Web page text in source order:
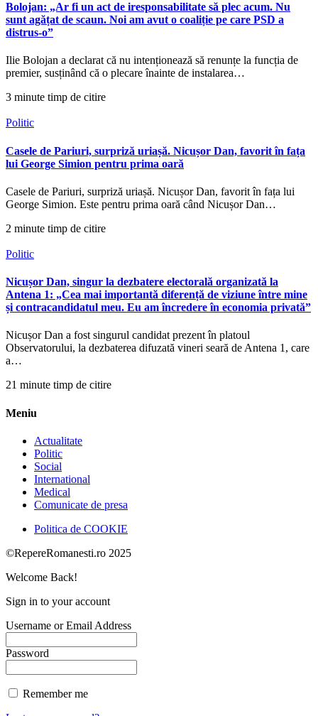
Bolojan: „Ar fi un act de iresponsabilitate să plec acum. Nu
sunt agățat de scaun. Noi am avut o coaliție pe care PSD a
distrus-o”
Ilie Bolojan a declarat că nu intenționează să renunțe la funcția de
premier, susținând că o plecare înainte de instalarea…
3 minute timp de citire
Politic
Casele de Pariuri, surpriză uriașă. Nicușor Dan, favorit în fața
lui George Simion pentru prima oară
Casele de Pariuri, surpriză uriașă. Nicușor Dan, favorit în fața lui
George Simion. Este pentru prima oară când Nicușor Dan…
2 minute timp de citire
Politic
Nicușor Dan, singur la dezbatere electorală organizată la
Antena 1: „Cea mai importantă diferență de viziune între mine
și contracandidatul meu. Eu am încredere în economia privată”
Nicușor Dan a fost singurul candidat prezent în platoul
Observatorului, la dezbaterea difuzată vineri seară de Antena 1, care
a…
21 minute timp de citire
Meniu
Actualitate
Politic
Social
International
Medical
Comunicate de presa
Politica de COOKIE
©RepereRomanesti.ro 2025
Welcome Back!
Sign in to your account
Username or Email Address
Password
Remember me